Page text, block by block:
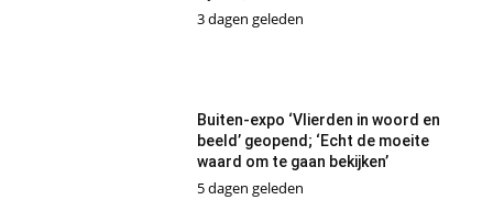
3 dagen geleden
Buiten-expo ‘Vlierden in woord en
beeld’ geopend; ‘Echt de moeite
waard om te gaan bekijken’
5 dagen geleden